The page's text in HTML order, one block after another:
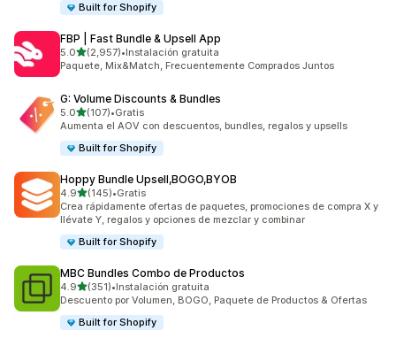
Built for Shopify
FBP | Fast Bundle & Upsell App
5.0de 5 estrellas
(2,957)
2957 reseñas en total
•Instalación gratuita
Paquete, Mix&Match, Frecuentemente Comprados Juntos
G: Volume Discounts & Bundles
5.0de 5 estrellas
(107)
107 reseñas en total
•Gratis
Aumenta el AOV con descuentos, bundles, regalos y upsells
Built for Shopify
Hoppy Bundle Upsell,BOGO,BYOB
4.9de 5 estrellas
(145)
145 reseñas en total
•Gratis
Crea rápidamente ofertas de paquetes, promociones de compra X y
llévate Y, regalos y opciones de mezclar y combinar
Built for Shopify
MBC Bundles Combo de Productos
4.9de 5 estrellas
(351)
351 reseñas en total
•Instalación gratuita
Descuento por Volumen, BOGO, Paquete de Productos & Ofertas
Built for Shopify